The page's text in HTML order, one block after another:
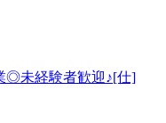
◎未経験者歓迎♪[仕]